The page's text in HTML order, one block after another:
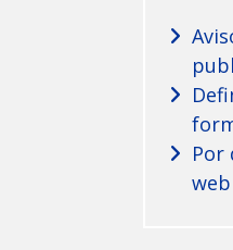
Por